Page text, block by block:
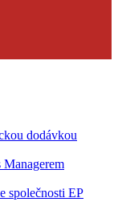
dodávkou
společnosti EP